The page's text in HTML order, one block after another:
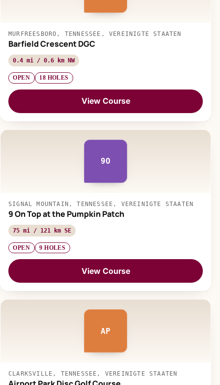
MURFREESBORO, TENNESSEE, VEREINIGTE STAATEN
Barfield Crescent DGC
0.4 mi / 0.6 km NW
OPEN 18 HOLES
View Course
9O
SIGNAL MOUNTAIN, TENNESSEE, VEREINIGTE STAATEN
9 On Top at the Pumpkin Patch
75 mi / 121 km SE
OPEN 9 HOLES
View Course
AP
CLARKSVILLE, TENNESSEE, VEREINIGTE STAATEN